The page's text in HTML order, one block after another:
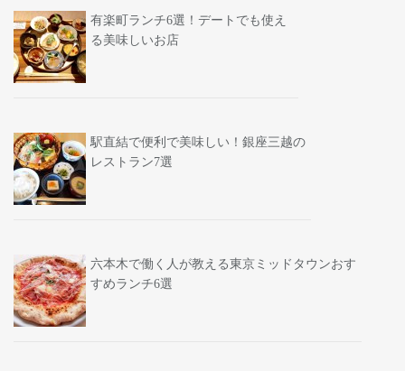
有楽町ランチ6選！デートでも使え
る美味しいお店
駅直結で便利で美味しい！銀座三越の
レストラン7選
六本木で働く人が教える東京ミッドタウンおす
すめランチ6選